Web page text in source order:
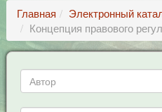
Главная
Электронный
Концепция правового